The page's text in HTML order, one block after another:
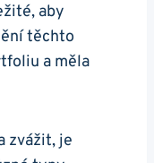
aby
těchto
a měla
zvážit, je